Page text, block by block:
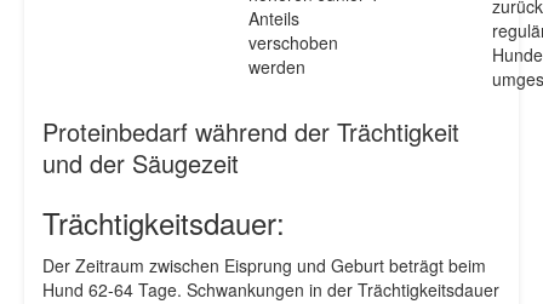
Anteils
verschoben
werden
Proteinbedarf während der Trächtigkeit
und der Säugezeit
Trächtigkeitsdauer:
Der Zeitraum zwischen Eisprung und Geburt beträgt beim
Hund 62-64 Tage. Schwankungen in der Trächtigkeitsdauer